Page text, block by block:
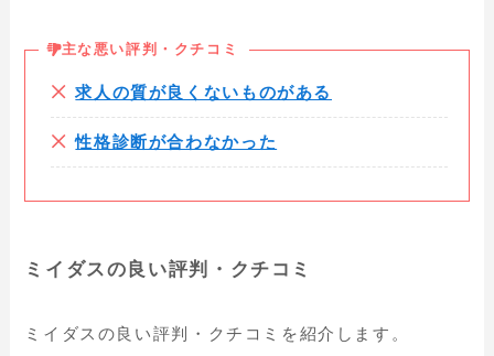
主な悪い評判・クチコミ
求人の質が良くないものがある
性格診断が合わなかった
ミイダスの良い評判・クチコミ
ミイダスの良い評判・クチコミを紹介します。